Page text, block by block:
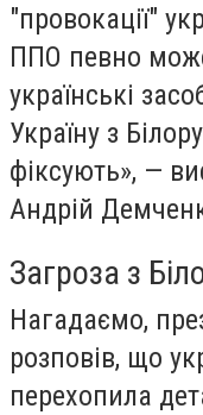
"провокації"
ППО певно
українські
Україну з
фіксують», —
Андрій
Загроза з
Нагадаємо,
розповів, що
перехопила